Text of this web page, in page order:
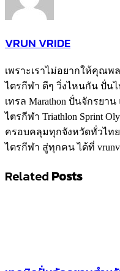
VRUN VRIDE
เพราะเราไม่อยากให้คุณพ
ไตรกีฬา ดีๆ วิ่งไหนกัน ปั่น
เทรล Marathon ปั่นจักรย
ไตรกีฬา Triathlon Sprint
ครอบคลุมทุกจังหวัดทั่วไท
ไตรกีฬา สู่ทุกคน ได้ที่
Related Posts